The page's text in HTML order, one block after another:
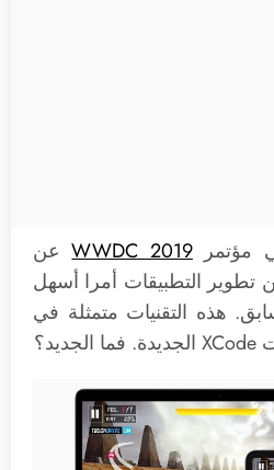
مؤتمرWWDC 2019عن
تطوير التطبيقات أمرا أسهل
هذه التقنيات متمثلة في